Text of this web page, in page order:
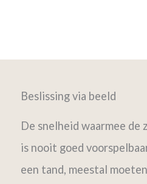
Beslissing via beeld
De snelheid waarmee
is nooit goed
een tand, meestal